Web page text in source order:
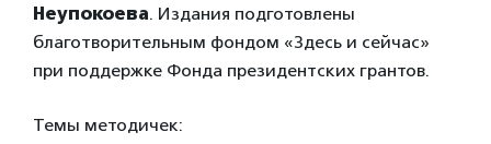
Неупокоева. Издания подготовлены
благотворительным фондом «Здесь и сейчас»
при поддержке Фонда президентских грантов.
Темы методичек: